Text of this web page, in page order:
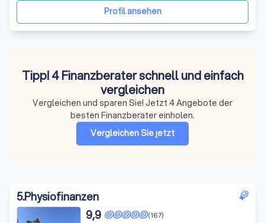
einem Plan – laufende KProfil ansehen
Tipp! 4 Finanzberater schnell und einfach
vergleichen
Vergleichen und sparen Sie! Jetzt 4 Angebote der
besten Finanzberater einholen.
Vergleichen Sie jetzt
5.Physiofinanzen
(167)
9,9